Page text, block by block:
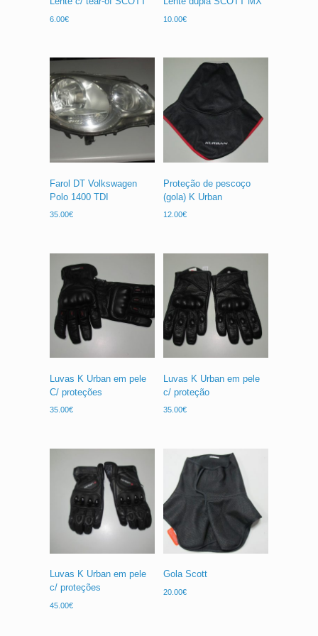
6.00€ 10.00€
Farol DT Volkswagen
Polo 1400 TDI
35.00€
Proteção de pescoço
(gola) K Urban
12.00€
Luvas K Urban em pele
C/ proteções
35.00€
Luvas K Urban em pele
c/ proteção
35.00€
Luvas K Urban em pele
c/ proteções
45.00€
Gola Scott
20.00€